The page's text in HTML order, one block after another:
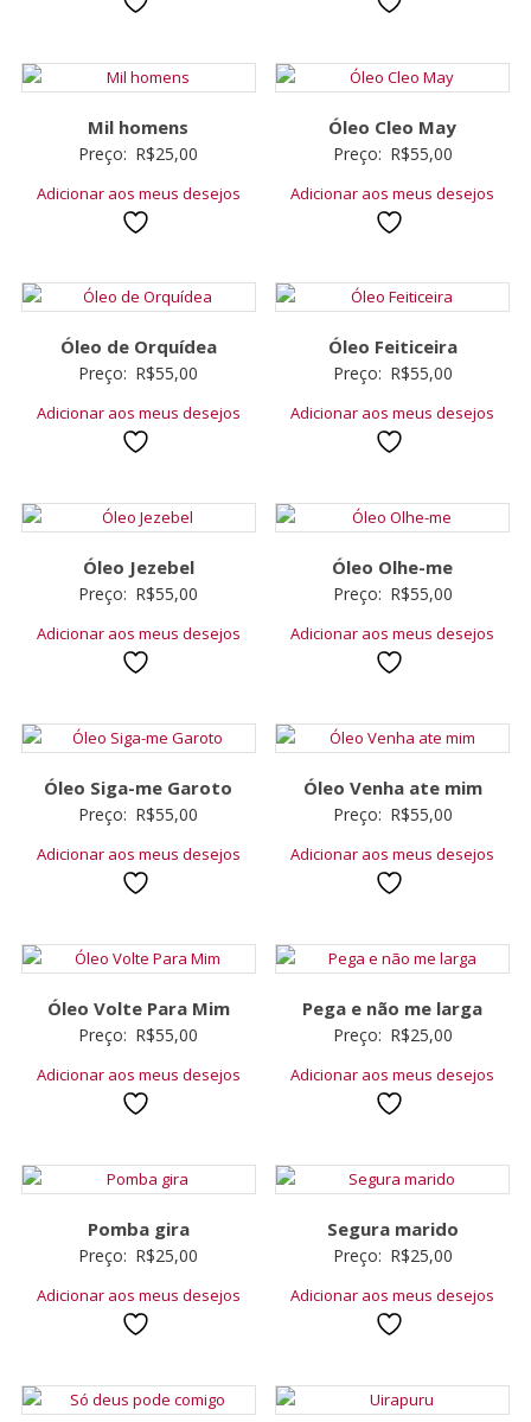
Mil homens
Preço: R$25,00
Adicionar aos meus desejos
Óleo Cleo May
Preço: R$55,00
Adicionar aos meus desejos
Óleo de Orquídea
Preço: R$55,00
Adicionar aos meus desejos
Óleo Feiticeira
Preço: R$55,00
Adicionar aos meus desejos
Óleo Jezebel
Preço: R$55,00
Adicionar aos meus desejos
Óleo Olhe-me
Preço: R$55,00
Adicionar aos meus desejos
Óleo Siga-me Garoto
Preço: R$55,00
Adicionar aos meus desejos
Óleo Venha ate mim
Preço: R$55,00
Adicionar aos meus desejos
Óleo Volte Para Mim
Preço: R$55,00
Adicionar aos meus desejos
Pega e não me larga
Preço: R$25,00
Adicionar aos meus desejos
Pomba gira
Preço: R$25,00
Adicionar aos meus desejos
Segura marido
Preço: R$25,00
Adicionar aos meus desejos